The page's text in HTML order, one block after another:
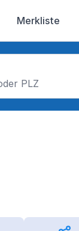
Merkliste